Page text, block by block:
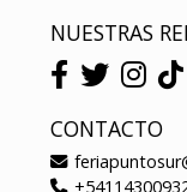
NUESTRAS
CONTACTO